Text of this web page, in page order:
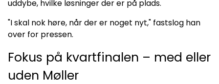
uddybe, hvilke løsninger der er på plads.
"I skal nok høre, når der er noget nyt," fastslog han
over for pressen.
Fokus på kvartfinalen – med eller
uden Møller